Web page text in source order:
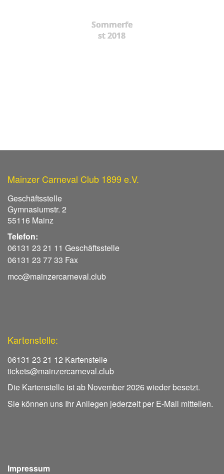
Sommerfe
st 2018
Mainzer Carneval Club 1899 e.V.
Geschäftsstelle
Gymnasiumstr. 2
55116 Mainz
Telefon:
06131 23 21 11 Geschäftsstelle
06131 23 77 33 Fax
mcc@mainzercarneval.club
Kartenstelle:
06131 23 21 12 Kartenstelle
tickets@mainzercarneval.club
Die Kartenstelle ist ab November 2026 wieder besetzt.
Sie können uns Ihr Anliegen jederzeit per E-Mail mitteilen.
Impressum